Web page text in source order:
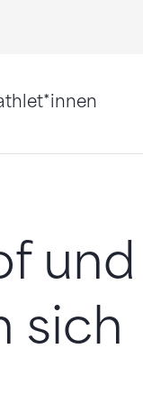
und
sich